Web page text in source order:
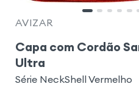
AVIZAR
Capa com Cordão
Ultra
Série NeckShell Vermelho